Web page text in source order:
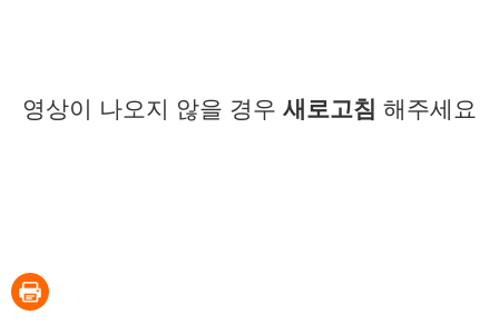
영상이 나오지 않을 경우 새로고침 해주세요